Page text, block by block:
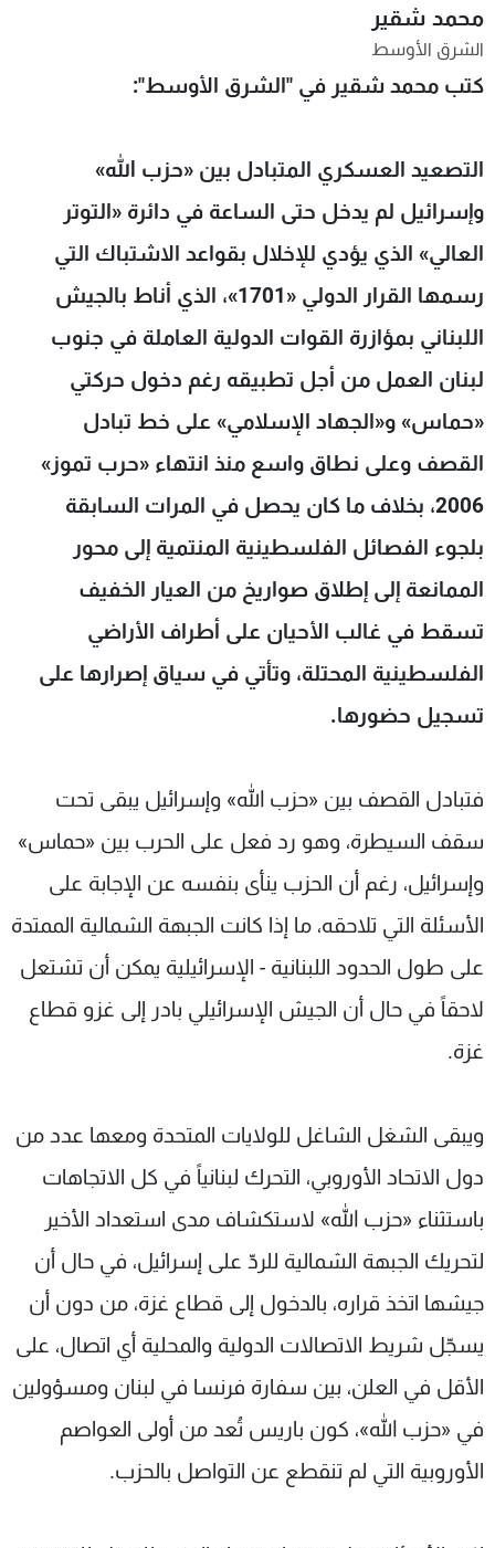
محمد شقير
الشرق الأوسط
كتب محمد شقير في "الشرق الأوسط":
التصعيد العسكري المتبادل بين «حزب الله»
وإسرائيل لم يدخل حتى الساعة في دائرة «التوتر
العالي» الذي يؤدي للإخلال بقواعد الاشتباك التي
رسمها القرار الدولي «1701»، الذي أناط بالجيش
اللبناني بمؤازرة القوات الدولية العاملة في جنوب
لبنان العمل من أجل تطبيقه رغم دخول حركتي
«حماس» و«الجهاد الإسلامي» على خط تبادل
القصف وعلى نطاق واسع منذ انتهاء «حرب تموز»
2006، بخلاف ما كان يحصل في المرات السابقة
بلجوء الفصائل الفلسطينية المنتمية إلى محور
الممانعة إلى إطلاق صواريخ من العيار الخفيف
تسقط في غالب الأحيان على أطراف الأراضي
الفلسطينية المحتلة، وتأتي في سياق إصرارها على
تسجيل حضورها.
فتبادل القصف بين «حزب الله» وإسرائيل يبقى تحت
سقف السيطرة، وهو رد فعل على الحرب بين «حماس»
وإسرائيل، رغم أن الحزب ينأى بنفسه عن الإجابة على
الأسئلة التي تلاحقه، ما إذا كانت الجبهة الشمالية الممتدة
على طول الحدود اللبنانية - الإسرائيلية يمكن أن تشتعل
لاحقاً في حال أن الجيش الإسرائيلي بادر إلى غزو قطاع
غزة.
ويبقى الشغل الشاغل للولايات المتحدة ومعها عدد من
دول الاتحاد الأوروبي، التحرك لبنانياً في كل الاتجاهات
باستثناء «حزب الله» لاستكشاف مدى استعداد الأخير
لتحريك الجبهة الشمالية للردّ على إسرائيل، في حال أن
جيشها اتخذ قراره، بالدخول إلى قطاع غزة، من دون أن
يسجّل شريط الاتصالات الدولية والمحلية أي اتصال، على
الأقل في العلن، بين سفارة فرنسا في لبنان ومسؤولين
في «حزب الله»، كون باريس تُعد من أولى العواصم
الأوروبية التي لم تنقطع عن التواصل بالحزب.
شاهد البرامج
الترددات
لاعلاناتكم
شروط الإسـتخدام